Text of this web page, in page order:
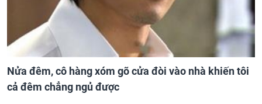
Nửa đêm, cô hàng xóm gõ cửa đòi vào nhà khiến tôi
cả đêm chẳng ngủ được